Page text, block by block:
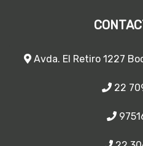
Avda. El Retiro 1227
22